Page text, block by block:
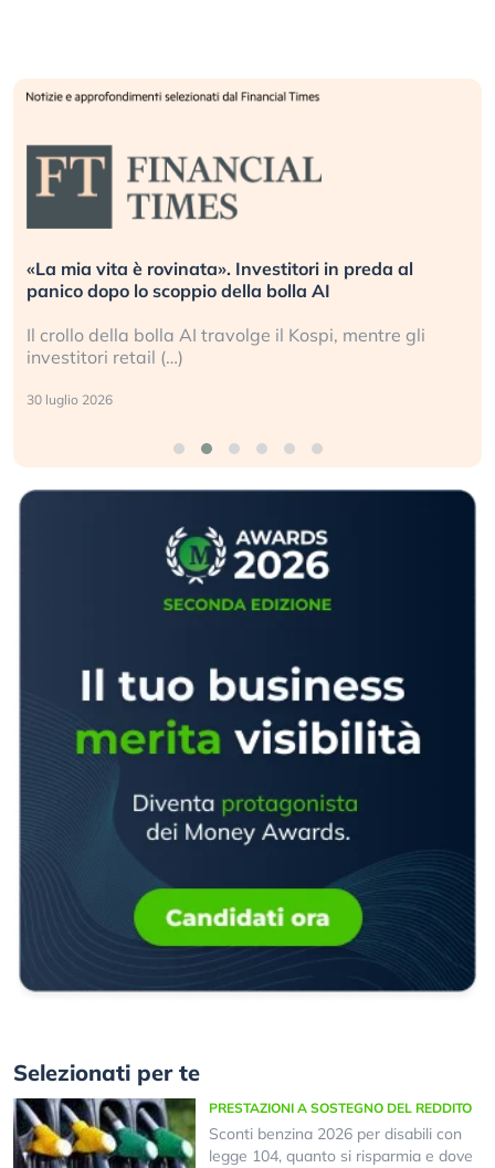
«La mia vita è rovinata». Investitori in preda al
panico dopo lo scoppio della bolla AI
Il crollo della bolla AI travolge il Kospi, mentre gli
investitori retail (…)
30 luglio 2026
Selezionati per te
PRESTAZIONI A SOSTEGNO DEL REDDITO
Sconti benzina 2026 per disabili con
legge 104, quanto si risparmia e dove